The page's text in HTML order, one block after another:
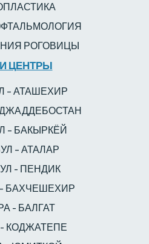
РОГОВИЦЫ
ЦЕНТРЫ
– АТАШЕХИР
ДЖАДДЕБОСТАН
– БАКЫРКЁЙ
– АТАЛАР
- ПЕНДИК
БАХЧЕШЕХИР
- БАЛГАТ
КОДЖАТЕПЕ